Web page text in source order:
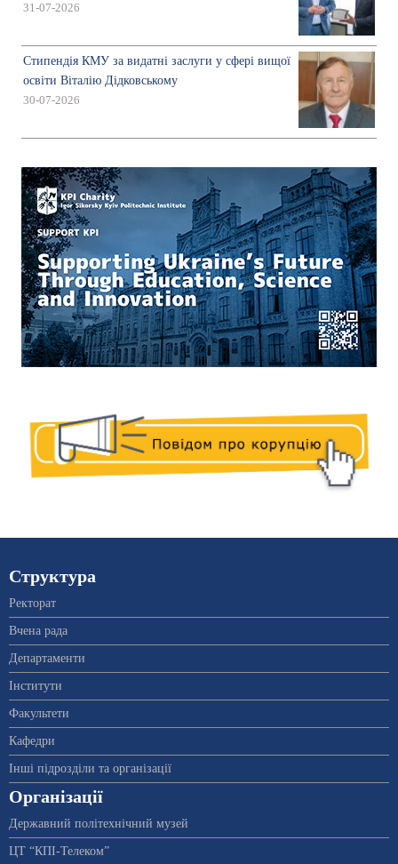
31-07-2026
Стипендія КМУ за видатні заслуги у сфері вищої
освіти Віталію Дідковському
30-07-2026
Структура
Ректорат
Вчена рада
Департаменти
Інститути
Факультети
Кафедри
Інші підрозділи та організації
Організації
Державний політехнічний музей
ЦТ “КПІ-Телеком”